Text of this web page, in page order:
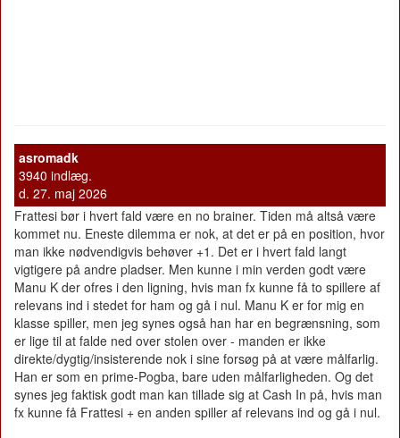
asromadk
3940 indlæg.
d. 27. maj 2026
Frattesi bør i hvert fald være en no brainer. Tiden må altså være
kommet nu. Eneste dilemma er nok, at det er på en position, hvor
man ikke nødvendigvis behøver +1. Det er i hvert fald langt
vigtigere på andre pladser. Men kunne i min verden godt være
Manu K der ofres i den ligning, hvis man fx kunne få to spillere af
relevans ind i stedet for ham og gå i nul. Manu K er for mig en
klasse spiller, men jeg synes også han har en begrænsning, som
er lige til at falde ned over stolen over - manden er ikke
direkte/dygtig/insisterende nok i sine forsøg på at være målfarlig.
Han er som en prime-Pogba, bare uden målfarligheden. Og det
synes jeg faktisk godt man kan tillade sig at Cash In på, hvis man
fx kunne få Frattesi + en anden spiller af relevans ind og gå i nul.